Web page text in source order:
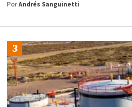
PorAndrés Sanguinetti